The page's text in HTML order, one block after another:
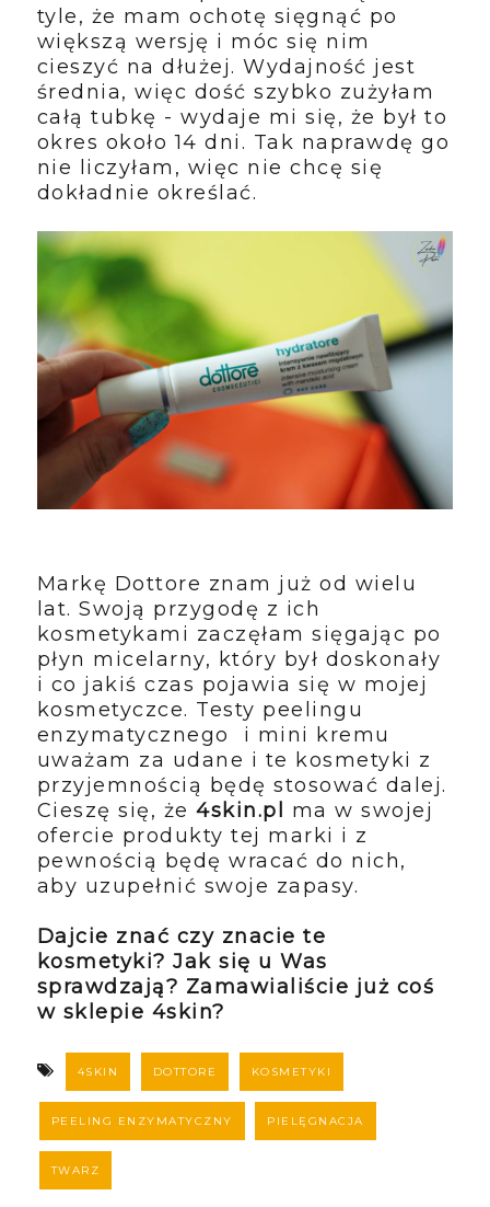
tyle, że mam ochotę sięgnąć po
większą wersję i móc się nim
cieszyć na dłużej. Wydajność jest
średnia, więc dość szybko zużyłam
całą tubkę - wydaje mi się, że był to
okres około 14 dni. Tak naprawdę go
nie liczyłam, więc nie chcę się
dokładnie określać.
Markę Dottore znam już od wielu
lat. Swoją przygodę z ich
kosmetykami zaczęłam sięgając po
płyn micelarny, który był doskonały
i co jakiś czas pojawia się w mojej
kosmetyczce. Testy peelingu
enzymatycznego i mini kremu
uważam za udane i te kosmetyki z
przyjemnością będę stosować dalej.
Cieszę się, że4skin.pl
ma w swojej
ofercie produkty tej marki i z
pewnością będę wracać do nich,
aby uzupełnić swoje zapasy.
Dajcie znać czy znacie te
kosmetyki? Jak się u Was
sprawdzają? Zamawialiście już coś
w sklepie 4skin?
4SKIN DOTTORE KOSMETYKI
PEELING ENZYMATYCZNY PIELĘGNACJA
TWARZ